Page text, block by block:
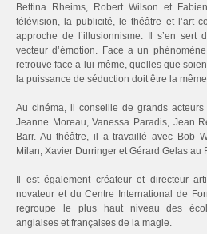
Bettina Rheims, Robert Wilson et
télévision, la publicité, le théâtre et l’art
approche de l’illusionnisme. Il s’en sert
vecteur d’émotion. Face a un
retrouve face a lui-même, quelles que
la puissance de séduction doit être la
Au cinéma, il conseille de grands
Jeanne Moreau, Vanessa Paradis, Jean
Barr. Au théâtre, il a travaillé avec Bob
Milan, Xavier Durringer et Gérard Gelas au
Il est également créateur et directeur
novateur et du Centre International de
regroupe le plus haut niveau des
anglaises et françaises de la magie.